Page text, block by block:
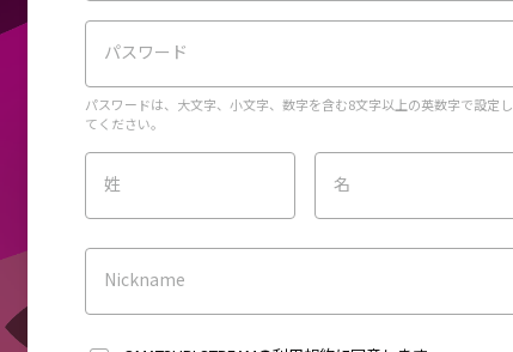
パスワード
パスワードは、大文字、小文字、数字を含む8文字以上の英数字で設定し
てください。
姓 名
Nickname